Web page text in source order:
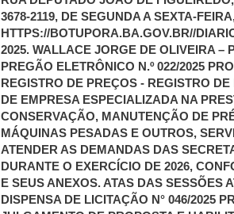
3678-2119, DE SEGUNDA A SEXTA-
HTTPS://BOTUPORA.BA.GOV.BR//
2025. WALLACE JORGE DE OLIVEIRA –
PREGÃO ELETRÔNICO N.º 022/2025
REGISTRO DE PREÇOS - REGISTRO
DE EMPRESA ESPECIALIZADA NA
CONSERVAÇÃO, MANUTENÇÃO DE
MÁQUINAS PESADAS E OUTROS,
ATENDER AS DEMANDAS DAS
DURANTE O EXERCÍCIO DE 2026,
E SEUS ANEXOS. ATAS DAS SESSÕES
DISPENSA DE LICITAÇÃO N° 046/2025